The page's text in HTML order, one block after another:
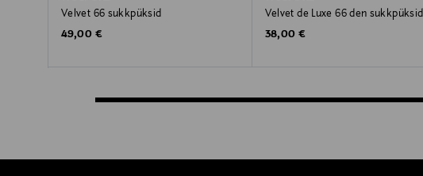
Velvet 66 sukkpüksid
Original Price
49,00 €
Velvet de Luxe 66 den sukkpüksid
Original Price
38,00 €